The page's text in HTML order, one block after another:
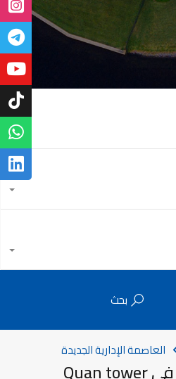
بحث
العاصمة الإدارية الجديدة